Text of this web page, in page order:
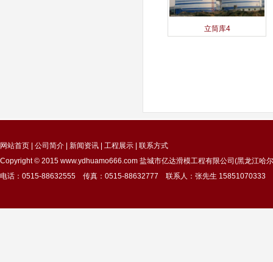
立筒库4
网站首页 公司简介 新闻资讯 工程展示
联系方式
Copyright © 2015 www.ydhuamo666.com 盐城市亿达滑模工程有限公司(黑龙江哈
电话：0515-88632555 传真：0515-88632777 联系人：张先生 15851070333